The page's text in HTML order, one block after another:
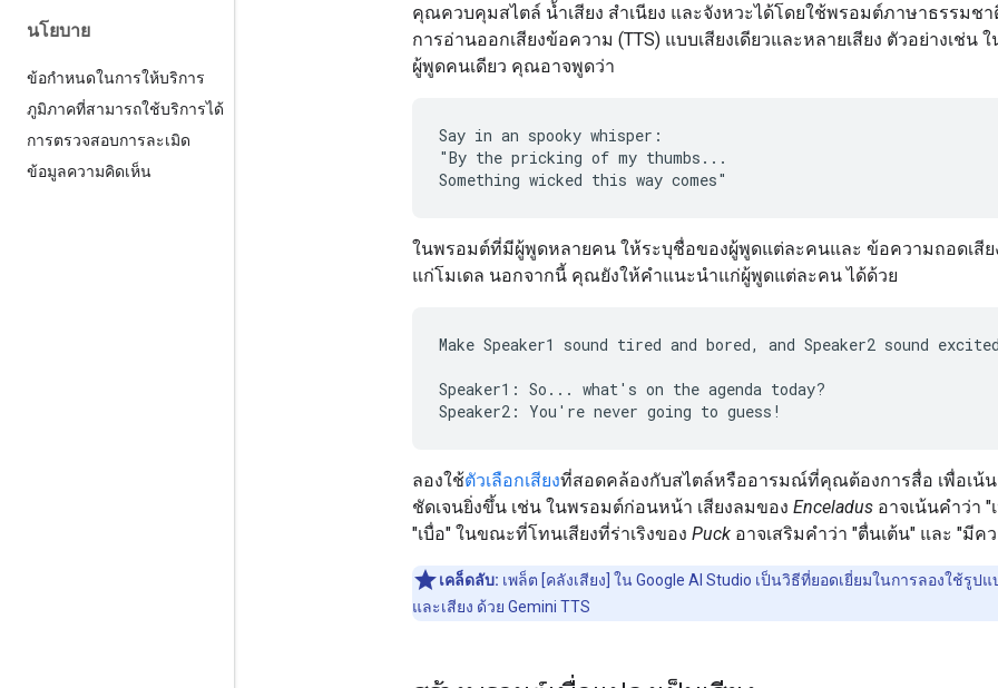
นโยบาย
ข้อกำหนดในการให้บริการ
ภูมิภาคที่สามารถใช้บริการได้
การตรวจสอบการละเมิด
ข้อมูลความคิดเห็น
คุณควบคุมสไตล์ น้ำเสียง สำเนียง และจังหวะได้โดยใช้พรอมต์ภาษาธรรมช
การอ่านออกเสียงข้อความ (TTS) แบบเสียงเดียวและหลายเสียง ตัวอย่างเช่น
ผู้พูดคนเดียว คุณอาจพูดว่า
Say in an spooky whisper:
"By the pricking of my thumbs...
ในพรอมต์ที่มีผู้พูดหลายคน ให้ระบุชื่อของผู้พูดแต่ละคนและ ข้อความถอดเสีย
แก่โมเดล นอกจากนี้ คุณยังให้คำแนะนำแก่ผู้พูดแต่ละคน ได้ด้วย
Make Speaker1 sound tired and bored, and Speaker2 sound
Speaker1: So... what's on the agenda today?
ลองใช้ตัวเลือกเสียงที่สอดคล้องกับสไตล์หรืออารมณ์ที่คุณต้องการสื่อ เพื่อเน้น
ชัดเจนยิ่งขึ้น เช่น ในพรอมต์ก่อนหน้า เสียงลมของ Enceladus อาจเน้นคำว่า "
"เบื่อ" ในขณะที่โทนเสียงที่ร่าเริงของ Puck อาจเสริมคำว่า "ตื่นเต้น" และ "มีค
เคล็ดลับ: เพล็ต [คลังเสียง] ใน Google AI Studio เป็นวิธีที่ยอดเยี่ยมในการลองใช้รูป
และเสียง ด้วย Gemini TTS